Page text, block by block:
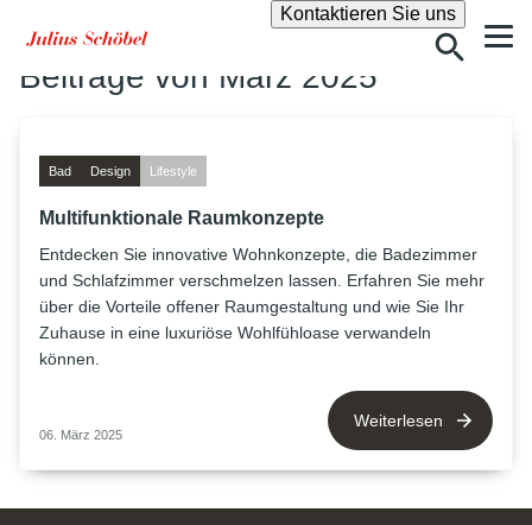
Kontaktieren Sie unsSuche
Beiträge von März 2025
Bad Design Lifestyle
Multifunktionale Raumkonzepte
Entdecken Sie innovative Wohnkonzepte, die Badezimmer
und Schlafzimmer verschmelzen lassen. Erfahren Sie mehr
über die Vorteile offener Raumgestaltung und wie Sie Ihr
Zuhause in eine luxuriöse Wohlfühloase verwandeln
können.
06. März 2025
Weiterlesen